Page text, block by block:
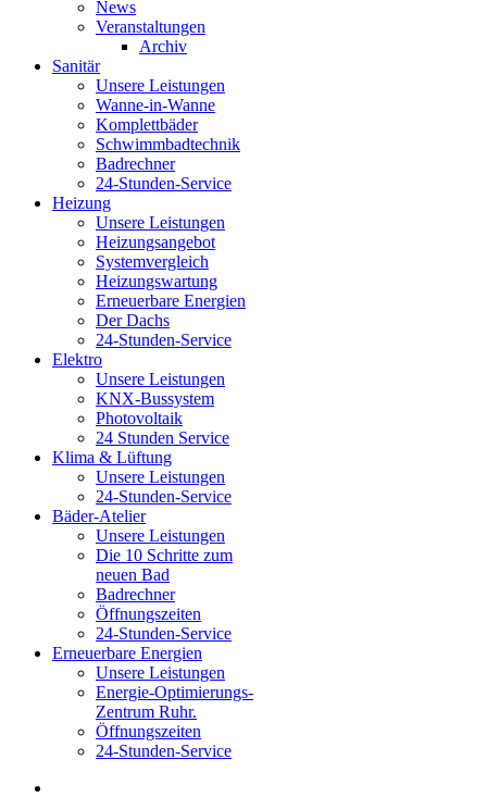
News
Veranstaltungen
Archiv
Sanitär
Unsere Leistungen
Wanne-in-Wanne
Komplettbäder
Schwimmbadtechnik
Badrechner
24-Stunden-Service
Heizung
Unsere Leistungen
Heizungsangebot
Systemvergleich
Heizungswartung
Erneuerbare Energien
Der Dachs
24-Stunden-Service
Elektro
Unsere Leistungen
KNX-Bussystem
Photovoltaik
24 Stunden Service
Klima & Lüftung
Unsere Leistungen
24-Stunden-Service
Bäder-Atelier
Unsere Leistungen
Die 10 Schritte zum
neuen Bad
Badrechner
Öffnungszeiten
24-Stunden-Service
Erneuerbare Energien
Unsere Leistungen
Energie-Optimierungs-
Zentrum Ruhr.
Öffnungszeiten
24-Stunden-Service